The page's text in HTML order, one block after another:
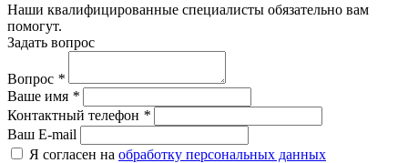
Наши квалифицированные специалисты обязательно вам
помогут.
Задать вопрос
Вопрос *
Ваше имя *
Контактный телефон *
Ваш E-mail
Я согласен на обработку персональных данных